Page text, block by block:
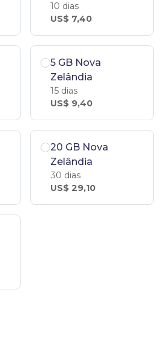
10 dias
US$ 7,40
5 GB Nova
Zelândia
15 dias
US$ 9,40
20 GB Nova
Zelândia
30 dias
US$ 29,10